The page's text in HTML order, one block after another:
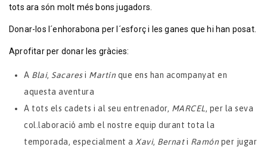
tots ara són molt més bons jugadors.
Donar-los l´enhorabona per l´esforç i les ganes que hi han posat.
Aprofitar per donar les gràcies:
A Blai, Sacaresi Martínque ens han acompanyat en
aquesta aventura
A tots els cadets i al seu entrenador, MARCEL, per la seva
col.laboració amb el nostre equip durant tota la
temporada, especialment a Xavi, Bernati Ramónper jugar